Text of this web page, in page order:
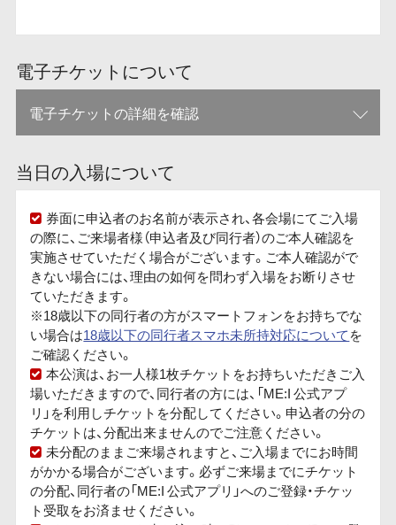
電子チケットについて
電子チケットの詳細を確認
当日の入場について
券面に申込者のお名前が表示され、各会場にてご入場
の際に、ご来場者様（申込者及び同行者）のご本人確認を
実施させていただく場合がございます。ご本人確認がで
きない場合には、理由の如何を問わず入場をお断りさせ
ていただきます。
※18歳以下の同行者の方がスマートフォンをお持ちでな
い場合は18歳以下の同行者スマホ未所持対応についてを
ご確認ください。
本公演は、お一人様1枚チケットをお持ちいただきご入
場いただきますので、同行者の方には、「ME:I 公式アプ
リ」を利用しチケットを分配してください。申込者の分の
チケットは、分配出来ませんのでご注意ください。
未分配のままご来場されますと、ご入場までにお時間
がかかる場合がございます。必ずご来場までにチケット
の分配、同行者の「ME:I 公式アプリ」へのご登録・チケッ
ト受取をお済ませください。